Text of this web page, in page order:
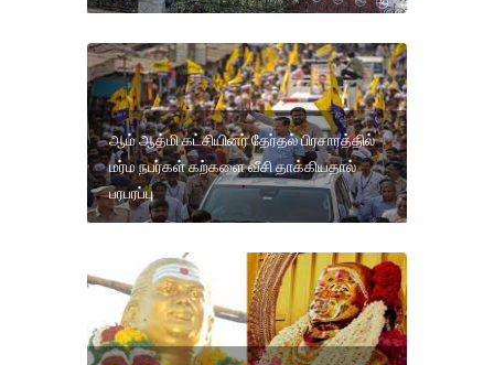
ஆம் ஆத்மி கட்சியினர் தேர்தல் பிரசாரத்தில்
மர்ம நபர்கள் கற்களை வீசி தாக்கியதால்
பரபரப்பு